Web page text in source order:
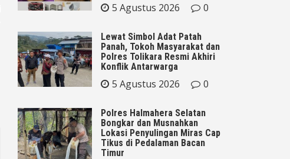
5 Agustus 2026 0
Lewat Simbol Adat Patah
Panah, Tokoh Masyarakat dan
Polres Tolikara Resmi Akhiri
Konflik Antarwarga
5 Agustus 2026 0
Polres Halmahera Selatan
Bongkar dan Musnahkan
Lokasi Penyulingan Miras Cap
Tikus di Pedalaman Bacan
Timur